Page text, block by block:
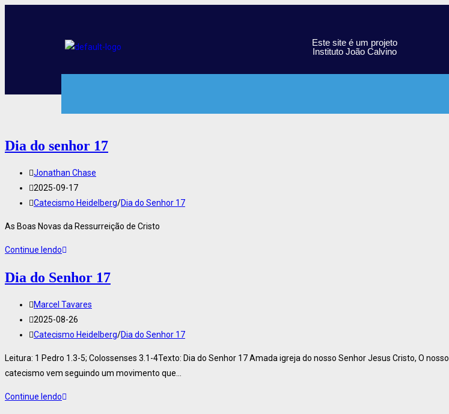
Este site é um projeto
Instituto João Calvino
Dia do senhor 17
Jonathan Chase
2025-09-17
Catecismo Heidelberg/Dia do Senhor 17
As Boas Novas da Ressurreição de Cristo
Continue lendo
Dia do Senhor 17
Marcel Tavares
2025-08-26
Catecismo Heidelberg/Dia do Senhor 17
Leitura: 1 Pedro 1.3-5; Colossenses 3.1-4Texto: Dia do Senhor 17 Amada igreja do nosso Senhor Jesus Cristo, O nosso
catecismo vem seguindo um movimento que…
Continue lendo